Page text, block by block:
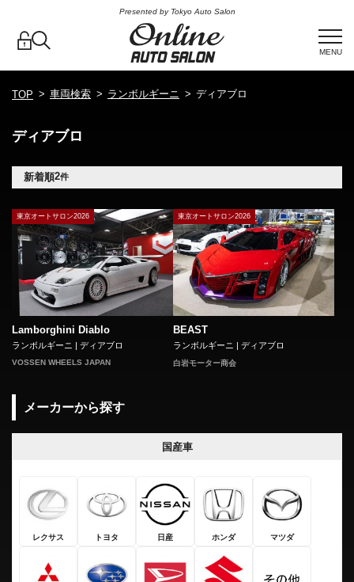
Presented by Tokyo Auto Salon
MENU
TOP 車両検索 ランボルギーニ ディアブロ
ディアブロ
新着順2件
東京オートサロン2026
Lamborghini Diablo
ランボルギーニ | ディアブロ
VOSSEN WHEELS JAPAN
東京オートサロン2026
BEAST
ランボルギーニ | ディアブロ
白岩モーター商会
メーカーから探す
国産車
レクサス トヨタ 日産 ホンダ マツダ